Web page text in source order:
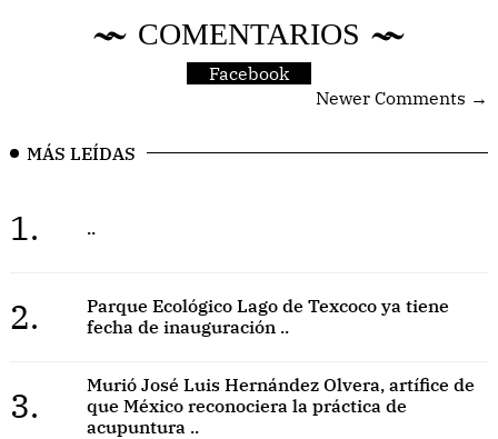
COMENTARIOS
Facebook
Newer Comments →
MÁS LEÍDAS
1. ..
2.
Parque Ecológico Lago de Texcoco ya tiene
fecha de inauguración ..
3.
Murió José Luis Hernández Olvera, artífice de
que México reconociera la práctica de
acupuntura ..